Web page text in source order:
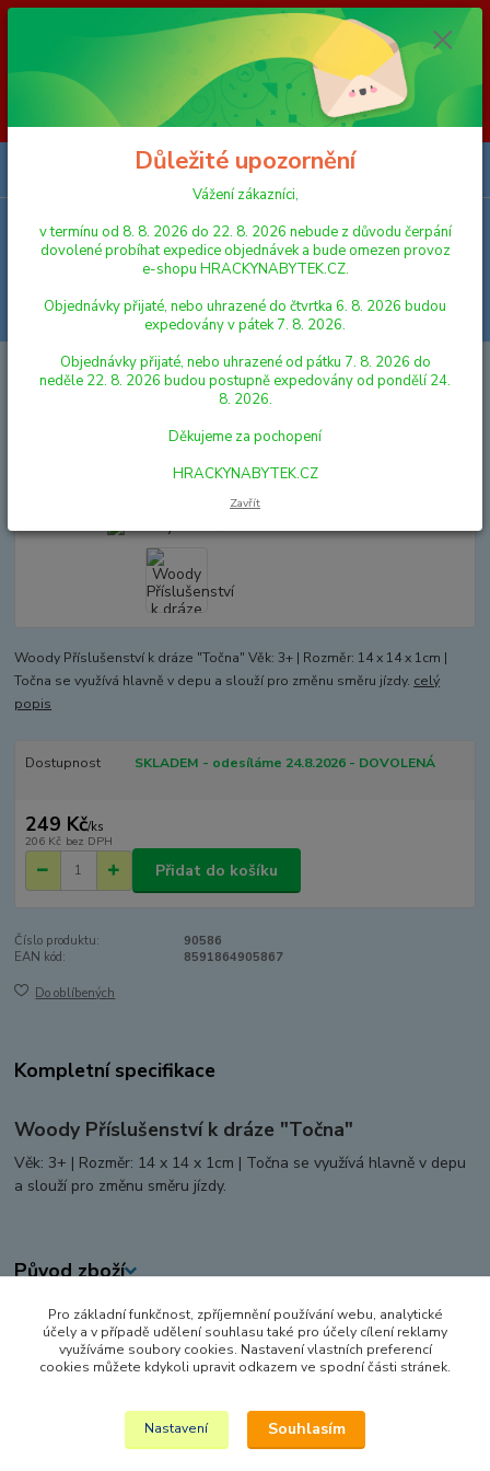
Vážení zákazníci, v termínu od 8. 8. 2026 do 23. 8. 2026 nebude z
důvodu čerpání dovolené probíhat expedice objednávek a bude omezen
provoz e-shopu HRACKYNABYTEK.CZ. Objednávky přijaté, nebo
uhrazené do čtvrtka 6. 8. 2026 budou expedovány v pátek 7. 8. 2026.
Objednávky přijaté, nebo uhrazené od pátku 7. 8. 2026 do neděle 23. 8.
2026 budou postupně expedovány od pondělí 24. 8. 2026. Děkujeme za
pochopení HRACKYNABYTEK.CZ
Menu
Hledat
VLÁČKY A VLÁČKODRÁHY KOLEJE A DOPLŇKY
Woody
Příslušenství k dráze "Točna"
Woody Příslušenství k dráze
Woody Příslušenství k dráze "Točna" Věk: 3+ | Rozměr: 14 x 14 x 1cm |
Točna se využívá hlavně v depu a slouží pro změnu směru jízdy. celý
popis
Dostupnost SKLADEM - odesíláme 24.8.2026 - DOVOLENÁ
249 Kč/ks
206 Kč bez DPH
Přidat do košíku
Číslo produktu:
90586
EAN kód:
8591864905867
Do oblíbených
Kompletní specifikace
Woody Příslušenství k dráze "Točna"
Věk: 3+ | Rozměr: 14 x 14 x 1cm | Točna se využívá hlavně v depu
a slouží pro změnu směru jízdy.
Původ zboží
Zboží zařazeno v kategoriích
VLÁČKY A VLÁČKODRÁHY
Důležité upozornění
Vážení zákazníci,
v termínu od 8. 8. 2026 do 22. 8. 2026 nebude z důvodu čerpání
dovolené probíhat expedice objednávek a bude omezen provoz
e-shopu HRACKYNABYTEK.CZ.
Objednávky přijaté, nebo uhrazené do čtvrtka 6. 8. 2026 budou
expedovány v pátek 7. 8. 2026.
Objednávky přijaté, nebo uhrazené od pátku 7. 8. 2026 do
neděle 22. 8. 2026 budou postupně expedovány od pondělí 24.
8. 2026.
Děkujeme za pochopení
HRACKYNABYTEK.CZ
Zavřít
Pro základní funkčnost, zpříjemnění používání webu, analytické
účely a v případě udělení souhlasu také pro účely cílení reklamy
využíváme soubory cookies. Nastavení vlastních preferencí
cookies můžete kdykoli upravit odkazem ve spodní části stránek.
Nastavení Souhlasím